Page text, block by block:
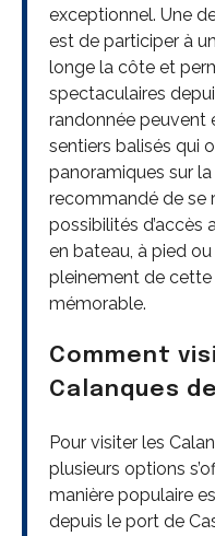
exceptionnel. Une
est de participer à
longe la côte et
spectaculaires
randonnée peuvent
sentiers balisés qui
panoramiques sur
recommandé de se
possibilités d’accès
en bateau, à pied
pleinement de cette
mémorable.
Comment
Calanques
Pour visiter les
plusieurs options
manière populaire
depuis le port de